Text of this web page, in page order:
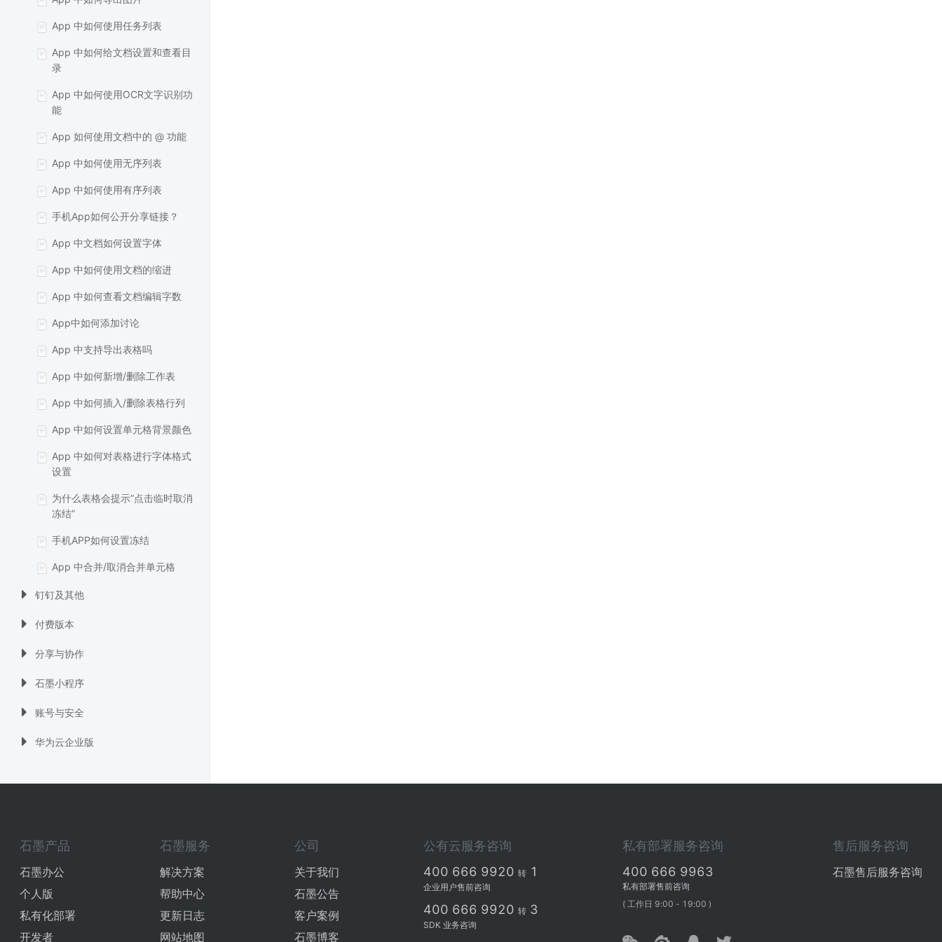
App 中如何使用任务列表
App 中如何给文档设置和查看目
录
App 中如何使用OCR文字识别功
能
App 如何使用文档中的 @ 功能
App 中如何使用无序列表
App 中如何使用有序列表
手机App如何公开分享链接？
App 中文档如何设置字体
App 中如何使用文档的缩进
App 中如何查看文档编辑字数
App中如何添加讨论
App 中支持导出表格吗
App 中如何新增/删除工作表
App 中如何插入/删除表格行列
App 中如何设置单元格背景颜色
App 中如何对表格进行字体格式
设置
为什么表格会提示“点击临时取消
冻结”
手机APP如何设置冻结
App 中合并/取消合并单元格
钉钉及其他
付费版本
分享与协作
石墨小程序
账号与安全
华为云企业版
石墨产品
石墨办公
个人版
私有化部署
开发者
石墨服务
解决方案
帮助中心
更新日志
网站地图
公司
关于我们
石墨公告
客户案例
石墨博客
公有云服务咨询
400 666 9920 转 1
企业用户售前咨询
400 666 9920 转 3
SDK 业务咨询
私有部署服务咨询
400 666 9963
私有部署售前咨询
( 工作日 9:00 - 19:00 )
售后服务咨询
石墨售后服务咨询